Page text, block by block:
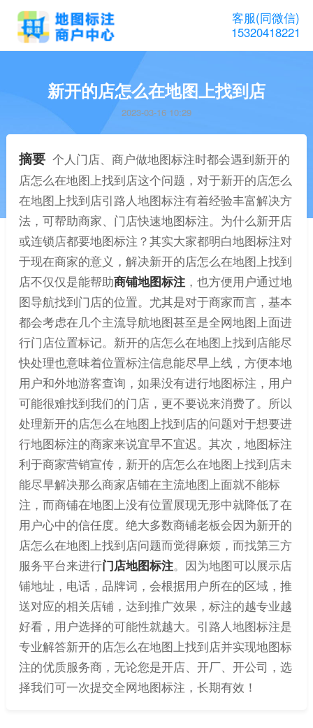
客服(同微信)
15320418221
新开的店怎么在地图上找到店
2023-03-16 10:29
摘要 个人门店、商户做地图标注时都会遇到新开的
店怎么在地图上找到店这个问题，对于新开的店怎么
在地图上找到店引路人地图标注有着经验丰富解决方
法，可帮助商家、门店快速地图标注。为什么新开店
或连锁店都要地图标注？其实大家都明白地图标注对
于现在商家的意义，解决新开的店怎么在地图上找到
店不仅仅是能帮助商铺地图标注，也方便用户通过地
图导航找到门店的位置。尤其是对于商家而言，基本
都会考虑在几个主流导航地图甚至是全网地图上面进
行门店位置标记。新开的店怎么在地图上找到店能尽
快处理也意味着位置标注信息能尽早上线，方便本地
用户和外地游客查询，如果没有进行地图标注，用户
可能很难找到我们的门店，更不要说来消费了。所以
处理新开的店怎么在地图上找到店的问题对于想要进
行地图标注的商家来说宜早不宜迟。其次，地图标注
利于商家营销宣传，新开的店怎么在地图上找到店未
能尽早解决那么商家店铺在主流地图上面就不能标
注，而商铺在地图上没有位置展现无形中就降低了在
用户心中的信任度。绝大多数商铺老板会因为新开的
店怎么在地图上找到店问题而觉得麻烦，而找第三方
服务平台来进行门店地图标注。因为地图可以展示店
铺地址，电话，品牌词，会根据用户所在的区域，推
送对应的相关店铺，达到推广效果，标注的越专业越
好看，用户选择的可能性就越大。引路人地图标注是
专业解答新开的店怎么在地图上找到店并实现地图标
注的优质服务商，无论您是开店、开厂、开公司，选
择我们可一次提交全网地图标注，长期有效！